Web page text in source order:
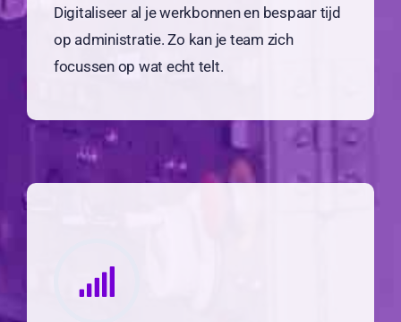
Digitaliseer al je werkbonnen en bespaar tijd
op administratie. Zo kan je team zich
focussen op wat echt telt.